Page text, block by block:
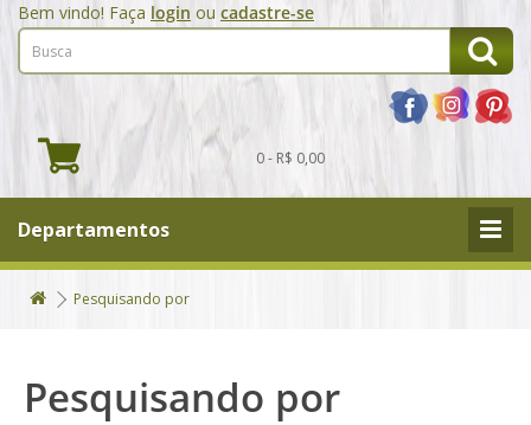
Bem vindo! Faça login ou cadastre-se
0 - R$ 0,00
Departamentos
Pesquisando por
Pesquisando por